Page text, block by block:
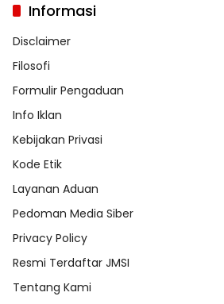
Informasi
Disclaimer
Filosofi
Formulir Pengaduan
Info Iklan
Kebijakan Privasi
Kode Etik
Layanan Aduan
Pedoman Media Siber
Privacy Policy
Resmi Terdaftar JMSI
Tentang Kami